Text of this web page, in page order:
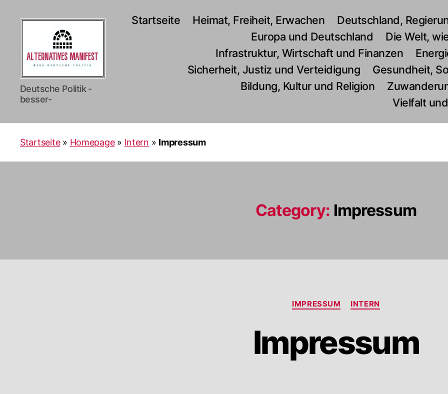
Alternatives
Manifest
Deutsche Politik -
besser-
Startseite Heimat, Freiheit, Erwachen
Deutschland,
Europa und Deutschland
Die Welt,
Infrastruktur, Wirtschaft und Finanzen
Sicherheit, Justiz und Verteidigung
Gesundheit,
Bildung, Kultur und Religion
Vielfalt
Startseite» Homepage» Intern » Impressum
Category: Impressum
Categories
IMPRESSUM INTERN
Impressum